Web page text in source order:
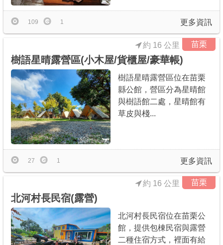
更多資訊
109 1
苗栗
約 16 公里
樹語星晴露營區(小木屋/貨櫃屋/豪華帳)
樹語星晴露營區位在苗栗
縣公館，營區分為星晴館
與樹語館二處，星晴館有
草皮與棧...
更多資訊
27 1
苗栗
約 16 公里
北河村長民宿(露營)
北河村長民宿位在苗栗公
館，提供包棟民宿與露營
二種住宿方式，裡面有給